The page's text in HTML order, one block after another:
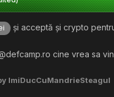
și acceptă și crypto
cine vrea sa
ImiDucCuMandrieSteagul